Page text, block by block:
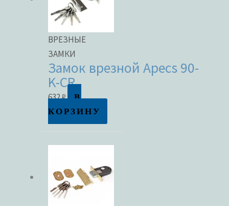
ВРЕЗНЫЕ
ЗАМКИ
Замок врезной Apecs 90-
K-CR
632₽
В
КОРЗИНУ